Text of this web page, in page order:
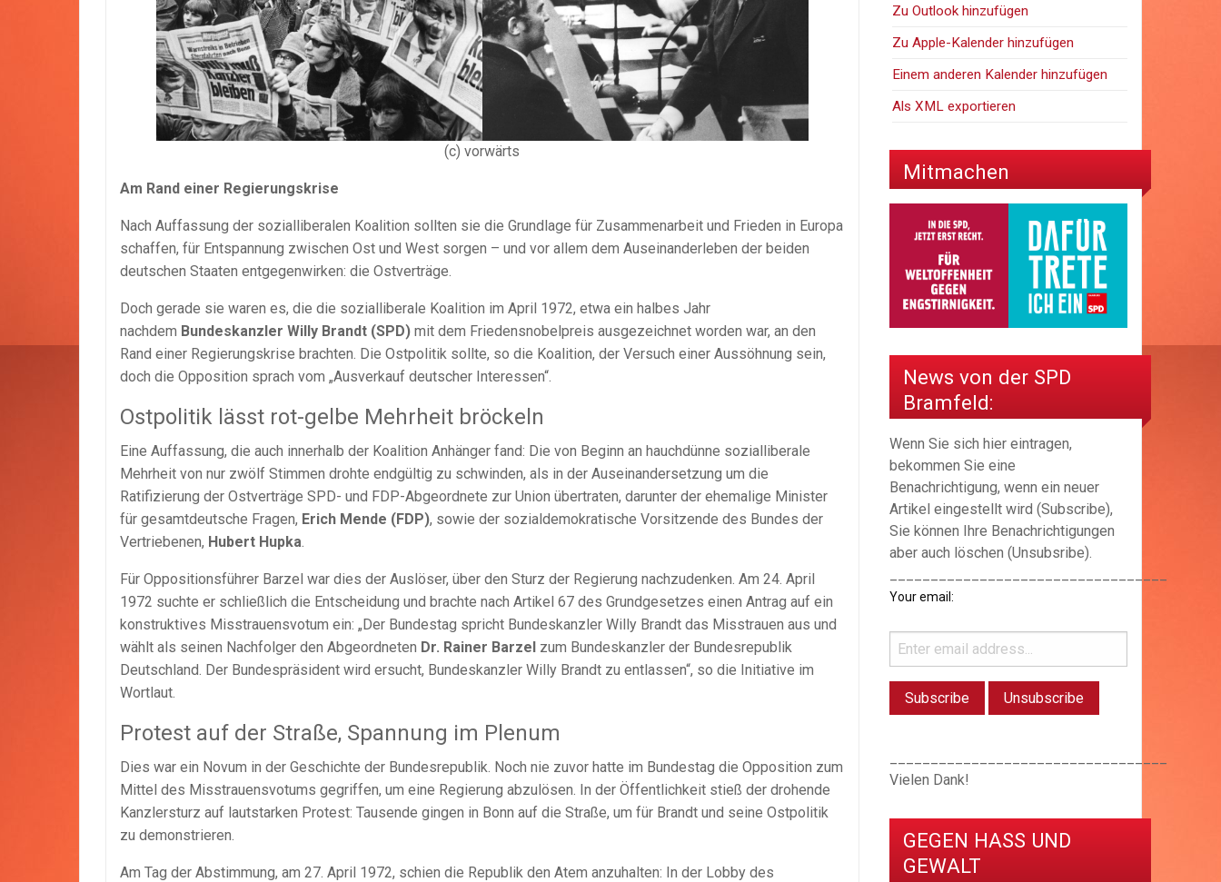
(c) vorwärts
Am Rand einer Regierungskrise
Nach Auffassung der sozialliberalen Koalition sollten sie die Grundlage für Zusammenarbeit und Frieden in Europa
schaffen, für Entspannung zwischen Ost und West sorgen – und vor allem dem Auseinanderleben der beiden
deutschen Staaten entgegenwirken: die Ostverträge.
Doch gerade sie waren es, die die sozialliberale Koalition im April 1972, etwa ein halbes Jahr
nachdem Bundeskanzler Willy Brandt (SPD) mit dem Friedensnobelpreis ausgezeichnet worden war, an den
Rand einer Regierungskrise brachten. Die Ostpolitik sollte, so die Koalition, der Versuch einer Aussöhnung sein,
doch die Opposition sprach vom „Ausverkauf deutscher Interessen“.
Ostpolitik lässt rot-gelbe Mehrheit bröckeln
Eine Auffassung, die auch innerhalb der Koalition Anhänger fand: Die von Beginn an hauchdünne sozialliberale
Mehrheit von nur zwölf Stimmen drohte endgültig zu schwinden, als in der Auseinandersetzung um die
Ratifizierung der Ostverträge SPD- und FDP-Abgeordnete zur Union übertraten, darunter der ehemalige Minister
für gesamtdeutsche Fragen, Erich Mende (FDP), sowie der sozialdemokratische Vorsitzende des Bundes der
Vertriebenen, Hubert Hupka
Für Oppositionsführer Barzel war dies der Auslöser, über den Sturz der Regierung nachzudenken. Am 24. April
1972 suchte er schließlich die Entscheidung und brachte nach Artikel 67 des Grundgesetzes einen Antrag auf ein
konstruktives Misstrauensvotum ein: „Der Bundestag spricht Bundeskanzler Willy Brandt das Misstrauen aus und
wählt als seinen Nachfolger den Abgeordneten Dr. Rainer Barzel zum Bundeskanzler der Bundesrepublik
Deutschland. Der Bundespräsident wird ersucht, Bundeskanzler Willy Brandt zu entlassen“, so die Initiative im
Wortlaut.
Protest auf der Straße, Spannung im Plenum
Dies war ein Novum in der Geschichte der Bundesrepublik. Noch nie zuvor hatte im Bundestag die Opposition zum
Mittel des Misstrauensvotums gegriffen, um eine Regierung abzulösen. In der Öffentlichkeit stieß der drohende
Kanzlersturz auf lautstarken Protest: Tausende gingen in Bonn auf die Straße, um für Brandt und seine Ostpolitik
zu demonstrieren.
Am Tag der Abstimmung, am 27. April 1972, schien die Republik den Atem anzuhalten: In der Lobby des
Zu Outlook hinzufügen
Zu Apple-Kalender hinzufügen
Einem anderen Kalender hinzufügen
Als XML exportieren
Mitmachen
News von der SPD
Bramfeld:
Wenn Sie sich hier eintragen,
bekommen Sie eine
Benachrichtigung, wenn ein neuer
Artikel eingestellt wird (Subscribe),
Sie können Ihre Benachrichtigungen
aber auch löschen (Unsubsribe).
Your email:
Vielen Dank!
GEGEN HASS UND
GEWALT